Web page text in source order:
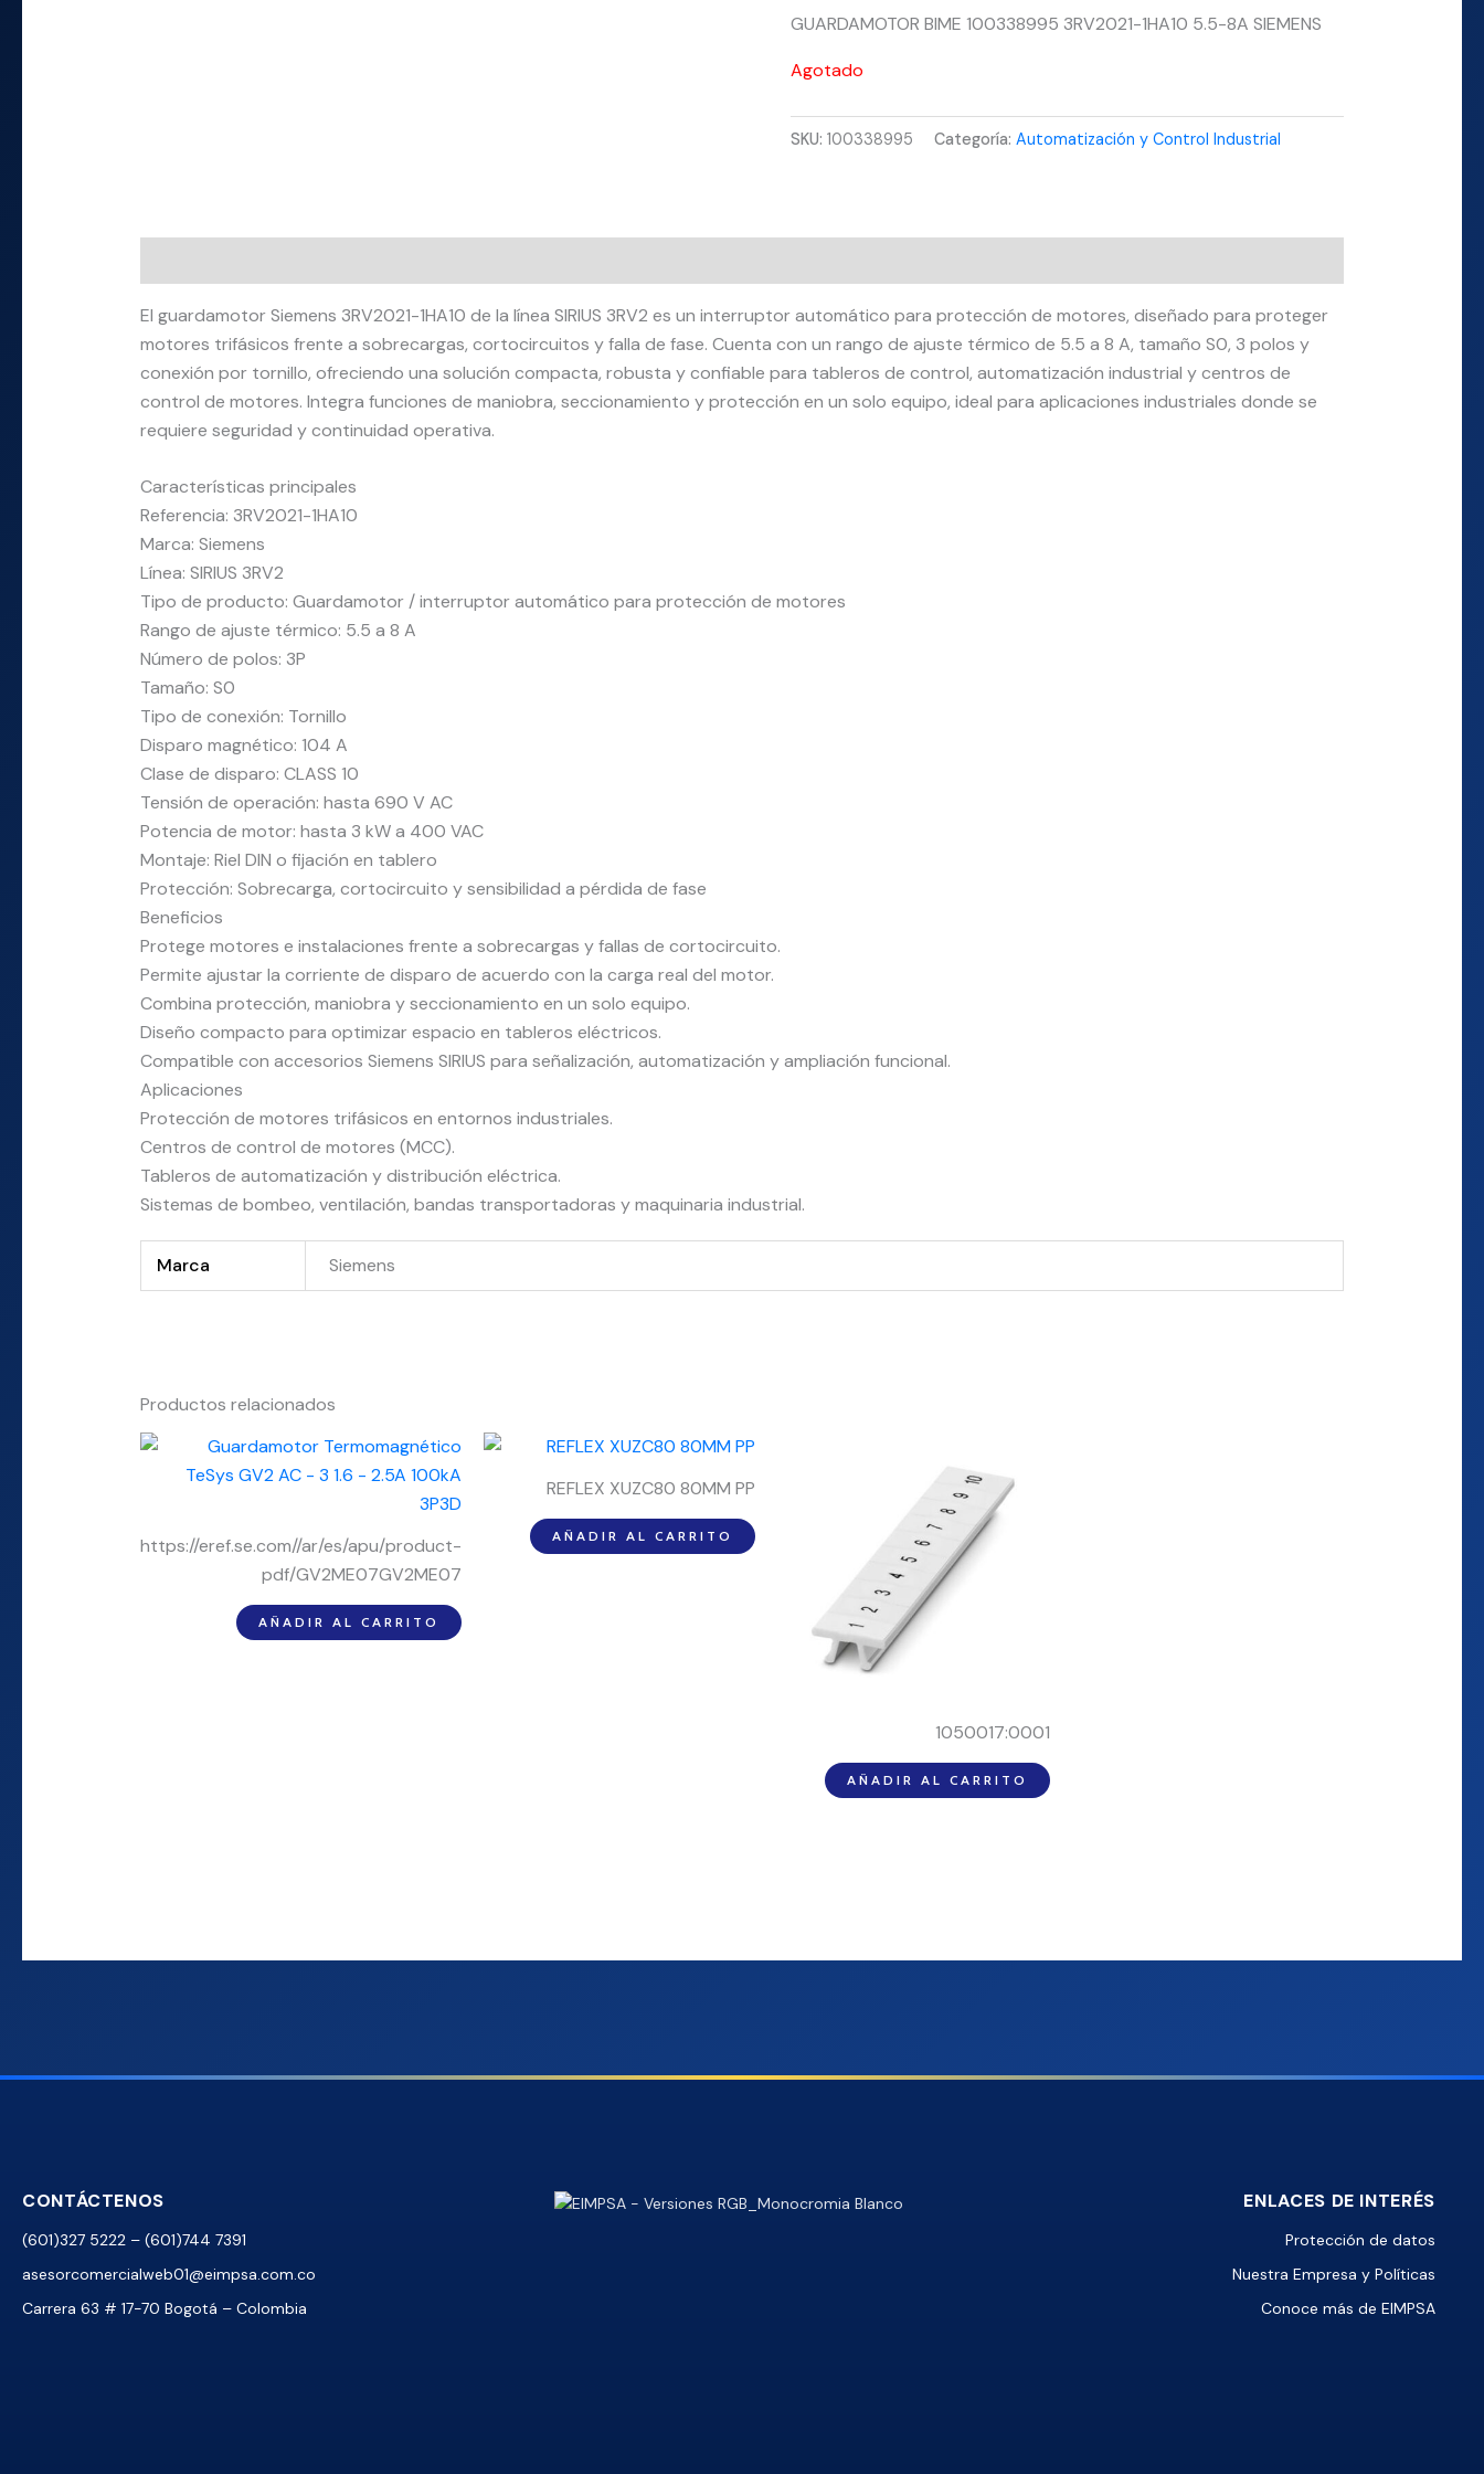
GUARDAMOTOR BIME 100338995 3RV2021-1HA10 5.5-8A SIEMENS
Agotado
SKU: 100338995 Categoría: Automatización y Control Industrial
El guardamotor Siemens 3RV2021-1HA10 de la línea SIRIUS 3RV2 es un interruptor automático para protección de motores, diseñado para proteger
motores trifásicos frente a sobrecargas, cortocircuitos y falla de fase. Cuenta con un rango de ajuste térmico de 5.5 a 8 A, tamaño S0, 3 polos y
conexión por tornillo, ofreciendo una solución compacta, robusta y confiable para tableros de control, automatización industrial y centros de
control de motores. Integra funciones de maniobra, seccionamiento y protección en un solo equipo, ideal para aplicaciones industriales donde se
requiere seguridad y continuidad operativa.
Características principales
Referencia: 3RV2021-1HA10
Marca: Siemens
Línea: SIRIUS 3RV2
Tipo de producto: Guardamotor / interruptor automático para protección de motores
Rango de ajuste térmico: 5.5 a 8 A
Número de polos: 3P
Tamaño: S0
Tipo de conexión: Tornillo
Disparo magnético: 104 A
Clase de disparo: CLASS 10
Tensión de operación: hasta 690 V AC
Potencia de motor: hasta 3 kW a 400 VAC
Montaje: Riel DIN o fijación en tablero
Protección: Sobrecarga, cortocircuito y sensibilidad a pérdida de fase
Beneficios
Protege motores e instalaciones frente a sobrecargas y fallas de cortocircuito.
Permite ajustar la corriente de disparo de acuerdo con la carga real del motor.
Combina protección, maniobra y seccionamiento en un solo equipo.
Diseño compacto para optimizar espacio en tableros eléctricos.
Compatible con accesorios Siemens SIRIUS para señalización, automatización y ampliación funcional.
Aplicaciones
Protección de motores trifásicos en entornos industriales.
Centros de control de motores (MCC).
Tableros de automatización y distribución eléctrica.
Sistemas de bombeo, ventilación, bandas transportadoras y maquinaria industrial.
Marca Siemens
Productos relacionados
https://eref.se.com//ar/es/apu/product-
pdf/GV2ME07GV2ME07
AÑADIR AL CARRITO
REFLEX XUZC80 80MM PP
AÑADIR AL CARRITO
1050017:0001
AÑADIR AL CARRITO
CONTÁCTENOS
(601)327 5222 – (601)744 7391
asesorcomercialweb01@eimpsa.com.co
Carrera 63 # 17-70 Bogotá – Colombia
ENLACES DE INTERÉS
Protección de datos
Nuestra Empresa y Políticas
Conoce más de EIMPSA